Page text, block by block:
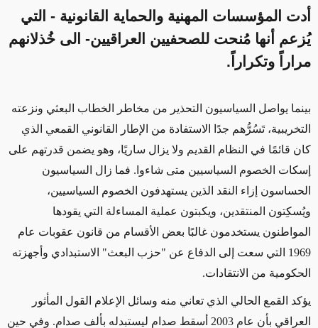
أدت المؤسسات المهنية والحماية القانونية - التي
يُزعم أنها مُنحت للصحفيين العراقيين- الى خُذلانهم
مراراً وتكراراً.
بينما يواصل السياسيون التحذير من مخاطر الخطاب البعثي ونزعته
التخريبية، تَسُرُّهم جدًا الاستفادة من الإطار القانوني القمعي الذي
كان قائمًا في النظام القديم ولا يزال ساريًا، وهو يضمن قدرتهم على
إسكات الخصوم السياسيين متى شاءوا. فما زال السياسيون
الحساسون إزاء النقد الذين يستهدفون الخصوم السياسيين،
ويُسكِتون المنتقدين، ويكبتون عملية المساءلة التي يقودها
المواطنون يستخدمون غالبًا بعض الأقسام من قانون عقوبات عام
1969 التي سعت إلى الدفاع عن "حزب البعث" الاستبدادي وأجهزته
الحكومية من الانتقادات.
يؤكد القمع الحالي الذي تعاني منه وسائل الإعلام القول المأثور
العراقي بأن عام 2003 أسقط صدام ليستبدله بألف صدام. وفي حين